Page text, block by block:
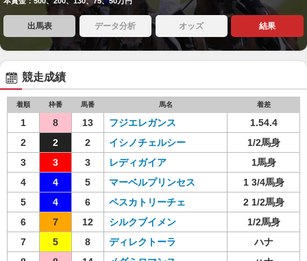
出馬表 データ分析 オッズ 結果
競走成績
着順 枠番 馬番 馬名 着差
1 8 13 フジエレガンス
1.54.4
2
2 2 イシノチェルシー
1/2馬身
3
3 3 レディガイア
1馬身
4
4 5 マーベルプリンセス
1 3/4馬身
5
4 6 ペスカトリーチェ
2 1/2馬身
6
7 12 シルクブイメン
1/2馬身
7
5 8 ディレクトーラ
ハナ